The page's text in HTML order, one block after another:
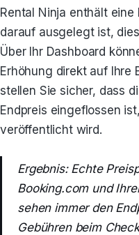
Rental Ninja enthält eine
darauf ausgelegt ist,
Über Ihr Dashboard
Erhöhung direkt auf Ihre
stellen Sie sicher, dass
Endpreis eingeflossen
veröffentlicht wird.
Ergebnis: Echte
Booking.com und
sehen immer den
Gebühren beim